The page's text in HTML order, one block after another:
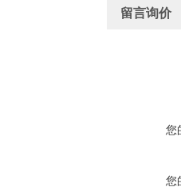
留言询价
您
您